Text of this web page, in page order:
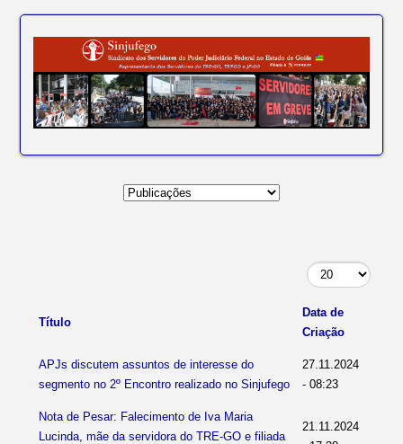
Título
Data de
Criação
APJs discutem assuntos de interesse do
segmento no 2º Encontro realizado no Sinjufego
27.11.2024
- 08:23
Nota de Pesar: Falecimento de Iva Maria
Lucinda, mãe da servidora do TRE-GO e filiada
21.11.2024